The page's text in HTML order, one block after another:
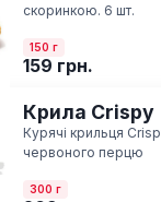
скоринкою. 6 шт.
150 г
159 грн.
Крила Crispy
Курячі крильця
червоного перцю
300 г